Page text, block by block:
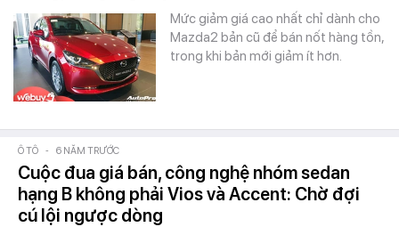
Mức giảm giá cao nhất chỉ dành cho
Mazda2 bản cũ để bán nốt hàng tồn,
trong khi bản mới giảm ít hơn.
Ô TÔ - 6 NĂM TRƯỚC
Cuộc đua giá bán, công nghệ nhóm sedan
hạng B không phải Vios và Accent: Chờ đợi
cú lội ngược dòng